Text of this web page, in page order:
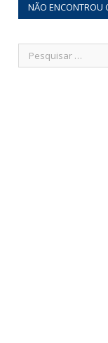
NÃO ENCONTROU